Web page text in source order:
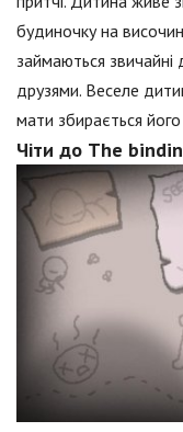
будиночку на
займаються звичайні
друзями. Веселе
мати збирається
Чіти до The